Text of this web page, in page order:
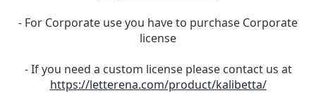
- For Corporate use you have to purchase Corporate
license
- If you need a custom license please contact us at
https://letterena.com/product/kalibetta/